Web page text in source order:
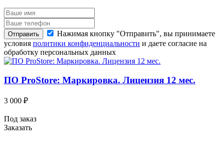
Отправить
Нажимая кнопку "Отправить", вы принимаете
условия политики конфиденциальности и даете согласие на
обработку персональных данных
ПО ProStore: Маркировка. Лицензия 12 мес.
3 000 ₽
Под заказ
Заказать